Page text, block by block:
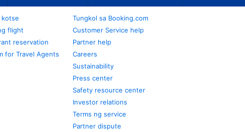
kotse
flight
reservation
for Travel Agents
Tungkol sa Booking.com
Customer Service help
Partner help
Careers
Sustainability
Press center
Safety resource center
Investor relations
Terms ng service
Partner dispute